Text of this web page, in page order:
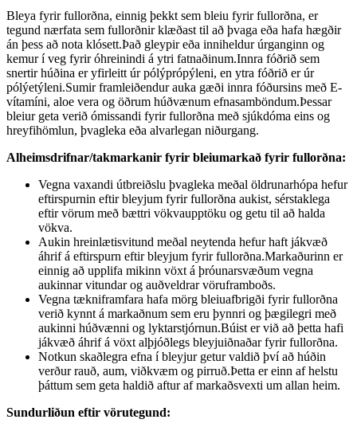
Bleya fyrir fullorðna, einnig þekkt sem bleiu fyrir fullorðna, er
tegund nærfata sem fullorðnir klæðast til að þvaga eða hafa hægðir
án þess að nota klósett.Það gleypir eða inniheldur úrganginn og
kemur í veg fyrir óhreinindi á ytri fatnaðinum.Innra fóðrið sem
snertir húðina er yfirleitt úr pólýprópýleni, en ytra fóðrið er úr
pólýetýleni.Sumir framleiðendur auka gæði innra fóðursins með E-
vítamíni, aloe vera og öðrum húðvænum efnasamböndum.Þessar
bleiur geta verið ómissandi fyrir fullorðna með sjúkdóma eins og
hreyfihömlun, þvagleka eða alvarlegan niðurgang.
Alheimsdrifnar/takmarkanir fyrir bleiumarkað fyrir fullorðna:
Vegna vaxandi útbreiðslu þvagleka meðal öldrunarhópa hefur
eftirspurnin eftir bleyjum fyrir fullorðna aukist, sérstaklega
eftir vörum með bættri vökvaupptöku og getu til að halda
vökva.
Aukin hreinlætisvitund meðal neytenda hefur haft jákvæð
áhrif á eftirspurn eftir bleyjum fyrir fullorðna.Markaðurinn er
einnig að upplifa mikinn vöxt á þróunarsvæðum vegna
aukinnar vitundar og auðveldrar vöruframboðs.
Vegna tækniframfara hafa mörg bleiuafbrigði fyrir fullorðna
verið kynnt á markaðnum sem eru þynnri og þægilegri með
aukinni húðvænni og lyktarstjórnun.Búist er við að þetta hafi
jákvæð áhrif á vöxt alþjóðlegs bleyjuiðnaðar fyrir fullorðna.
Notkun skaðlegra efna í bleyjur getur valdið því að húðin
verður rauð, aum, viðkvæm og pirruð.Þetta er einn af helstu
þáttum sem geta haldið aftur af markaðsvexti um allan heim.
Sundurliðun eftir vörutegund: